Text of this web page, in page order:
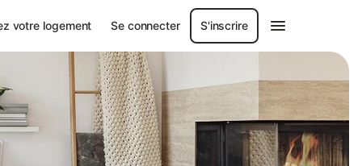
votre logement Se connecter S'inscrire